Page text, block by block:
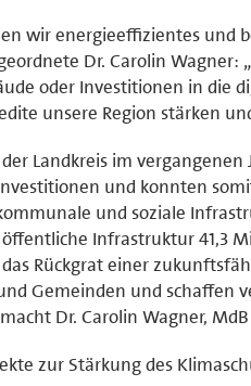
wir energieeffizientes und
Dr. Carolin
oder Investitionen in die
unsere Region stärken
Landkreis im vergangenen
und konnten
und soziale
Infrastruktur 41,3
Rückgrat einer
Gemeinden und schaffen
Dr. Carolin Wagner,
zur Stärkung des